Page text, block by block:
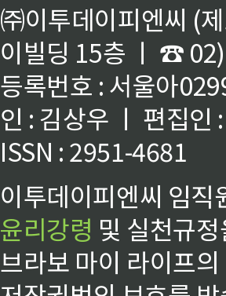
㈜이투데이피엔씨 (
이빌딩 15층 ㅣ ☎
등록번호 : 서울아
인 : 김상우 ㅣ 편집인
ISSN : 2951-4681
이투데이피엔씨 임
윤리강령 및 실천규
브라보 마이 라이프